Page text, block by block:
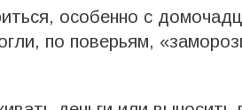
особенно с
по поверьям,